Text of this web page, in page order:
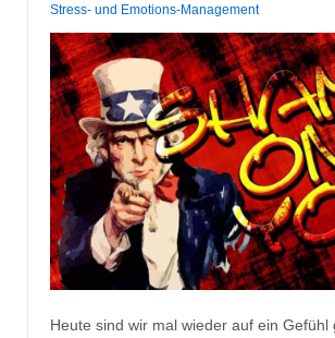
Stress- und Emotions-Management
Heute sind wir mal wieder auf ein Gefühl